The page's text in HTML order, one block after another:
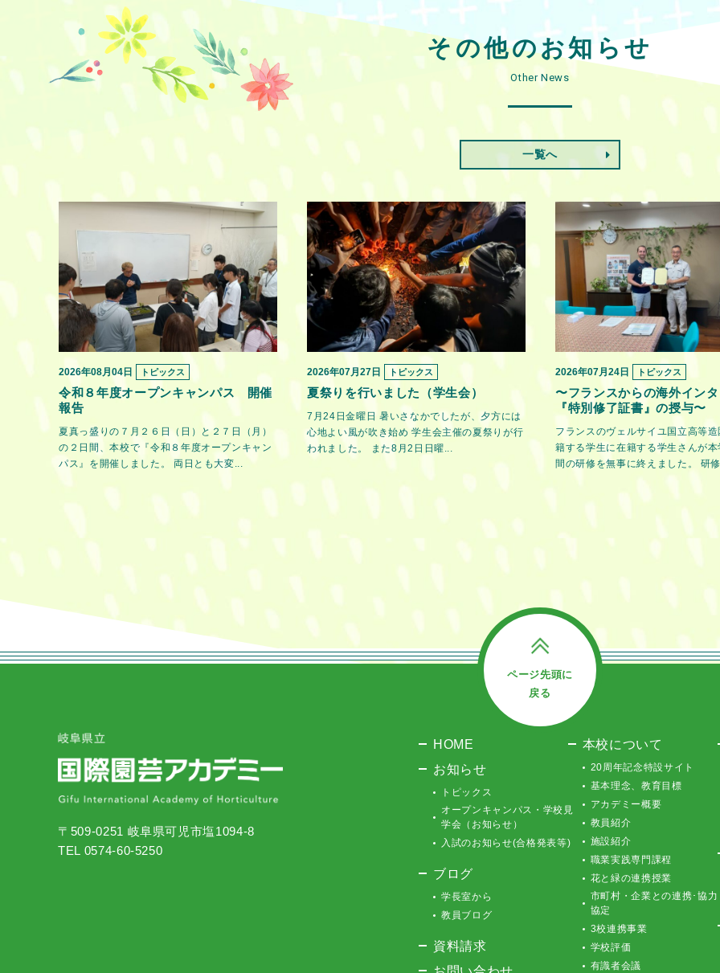
その他のお知らせ
Other News
一覧へ
2026年08月04日 トピックス
令和８年度オープンキャンパス 開催
報告
夏真っ盛りの７月２６日（日）と２７日（月）
の２日間、本校で『令和８年度オープンキャン
パス』を開催しました。 両日とも大変...
2026年07月27日 トピックス
夏祭りを行いました（学生会）
7月24日金曜日 暑いさなかでしたが、夕方には
心地よい風が吹き始め 学生会主催の夏祭りが行
われました。 また8月2日日曜...
2026年07月24日 トピックス
〜フランスからの海外イン
『特別修了証書』の授与〜
フランスのヴェルサイユ国立高等
籍する学生に在籍する学生さんが
間の研修を無事に終えました。 研
ページ先頭に
戻る
〒509-0251 岐阜県可児市塩1094-8
TEL 0574-60-5250
HOME
お知らせ
トピックス
オープンキャンパス・学校見
学会（お知らせ）
入試のお知らせ(合格発表等)
ブログ
学長室から
教員ブログ
資料請求
本校について
20周年記念特設サイト
基本理念、教育目標
アカデミー概要
教員紹介
施設紹介
職業実践専門課程
花と緑の連携授業
市町村・企業との連携･協力
協定
3校連携事業
学校評価
有識者会議